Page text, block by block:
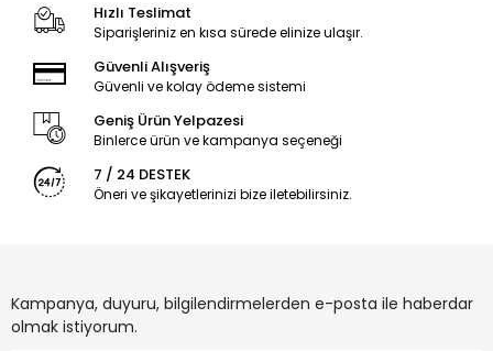
Hızlı Teslimat
Siparişleriniz en kısa sürede elinize ulaşır.
Güvenli Alışveriş
Güvenli ve kolay ödeme sistemi
Geniş Ürün Yelpazesi
Binlerce ürün ve kampanya seçeneği
7 / 24 DESTEK
Öneri ve şikayetlerinizi bize iletebilirsiniz.
Kampanya, duyuru, bilgilendirmelerden e-posta ile haberdar
olmak istiyorum.